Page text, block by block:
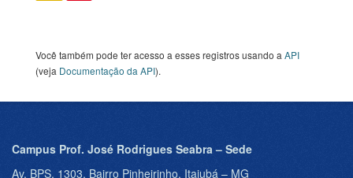
Você também pode ter acesso a esses registros usando a API
(veja Documentação da API).
Campus Prof. José Rodrigues Seabra – Sede
Av. BPS, 1303, Bairro Pinheirinho, Itajubá – MG